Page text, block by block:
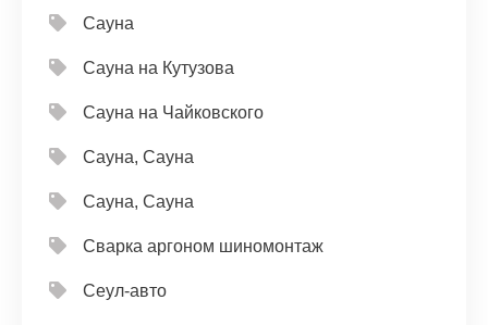
Сауна
Сауна на Кутузова
Сауна на Чайковского
Сауна, Сауна
Сауна, Сауна
Сварка аргоном шиномонтаж
Сеул-авто